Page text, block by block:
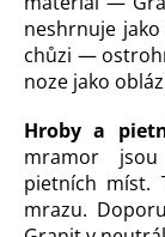
neshrnuje
chůzi —
noze jako
Hroby a
mramor
pietních míst.
mrazu.